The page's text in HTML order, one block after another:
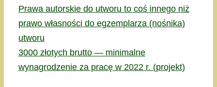
Prawa autorskie do utworu to coś innego niż
prawo własności do egzemplarza (nośnika)
utworu
3000 złotych brutto — minimalne
wynagrodzenie za pracę w 2022 r. (projekt)